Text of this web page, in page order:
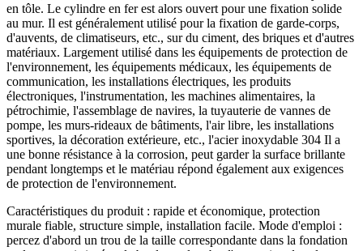
en tôle. Le cylindre en fer est alors ouvert pour une fixation solide
au mur. Il est généralement utilisé pour la fixation de garde-corps,
d'auvents, de climatiseurs, etc., sur du ciment, des briques et d'autres
matériaux. Largement utilisé dans les équipements de protection de
l'environnement, les équipements médicaux, les équipements de
communication, les installations électriques, les produits
électroniques, l'instrumentation, les machines alimentaires, la
pétrochimie, l'assemblage de navires, la tuyauterie de vannes de
pompe, les murs-rideaux de bâtiments, l'air libre, les installations
sportives, la décoration extérieure, etc., l'acier inoxydable 304 Il a
une bonne résistance à la corrosion, peut garder la surface brillante
pendant longtemps et le matériau répond également aux exigences
de protection de l'environnement.
Caractéristiques du produit : rapide et économique, protection
murale fiable, structure simple, installation facile. Mode d'emploi :
percez d'abord un trou de la taille correspondante dans la fondation